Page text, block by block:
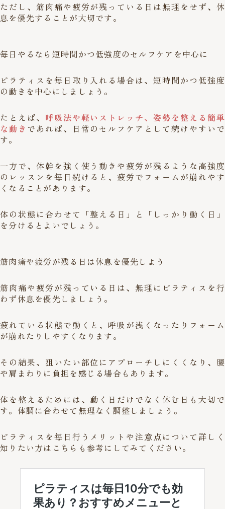
ただし、筋肉痛や疲労が残っている日は無理をせず、休
息を優先することが大切です。
毎日やるなら短時間かつ低強度のセルフケアを中心に
ピラティスを毎日取り入れる場合は、短時間かつ低強度
の動きを中心にしましょう。
たとえば、 呼吸法や軽いストレッチ、姿勢を整える簡単
な動き であれば、日常のセルフケアとして続けやすいで
す。
一方で、体幹を強く使う動きや疲労が残るような高強度
のレッスンを毎日続けると、疲労でフォームが崩れやす
くなることがあります。
体の状態に合わせて「整える日」と「しっかり動く日」
を分けるとよいでしょう。
筋肉痛や疲労が残る日は休息を優先しよう
筋肉痛や疲労が残っている日は、無理にピラティスを行
わず休息を優先しましょう。
疲れている状態で動くと、呼吸が浅くなったりフォーム
が崩れたりしやすくなります。
その結果、狙いたい部位にアプローチしにくくなり、腰
や肩まわりに負担を感じる場合もあります。
体を整えるためには、動く日だけでなく休む日も大切で
す。体調に合わせて無理なく調整しましょう。
ピラティスを毎日行うメリットや注意点について詳しく
知りたい方はこちらも参考にしてみてください。